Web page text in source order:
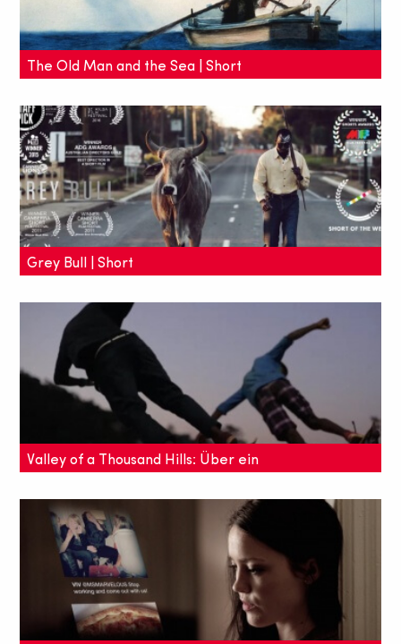
The Old Man and the Sea | Short
Ein einzigartiger Kurzfilm über Hemingways
bekannteste Novelle.
Grey Bull | Short
"Grey Bull" ist ein beeindruckender Kurzfilm über
kulturelle Identität und den Wert von Traditionen.
Valley of a Thousand Hills: Über ein
Eine Kurzdoku über das in Südafrika gebaute Indigo-
Skate-Camp und die dortige erste Skate-
Generation.